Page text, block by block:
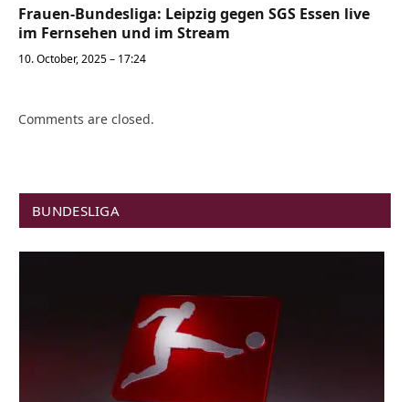
Frauen-Bundesliga: Leipzig gegen SGS Essen live
im Fernsehen und im Stream
10. October, 2025 – 17:24
Comments are closed.
BUNDESLIGA